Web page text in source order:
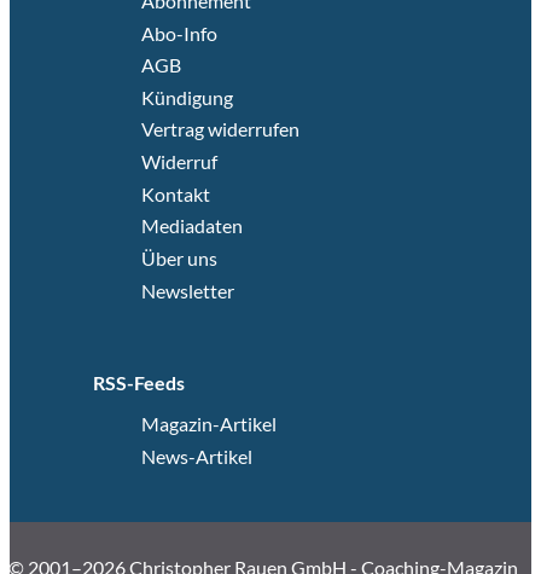
Abo-Info
AGB
Kündigung
Vertrag widerrufen
Widerruf
Kontakt
Mediadaten
Über uns
Newsletter
RSS-Feeds
Magazin-Artikel
News-Artikel
© 2001–2026 Christopher Rauen GmbH - Coaching-Magazin